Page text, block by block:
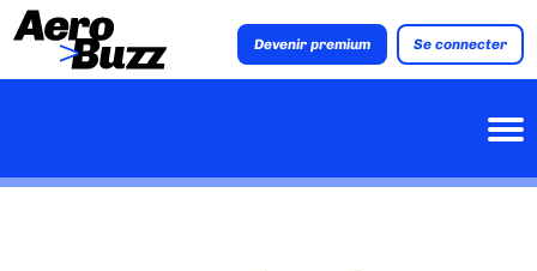
Devenir premium Se connecter